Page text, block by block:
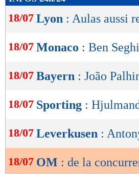
de
lecture
OK
18/07 Lyon : Aulas aussi
18/07 Monaco : Ben
18/07 Bayern : João
18/07 Sporting :
18/07 Leverkusen :
18/07 OM : de la